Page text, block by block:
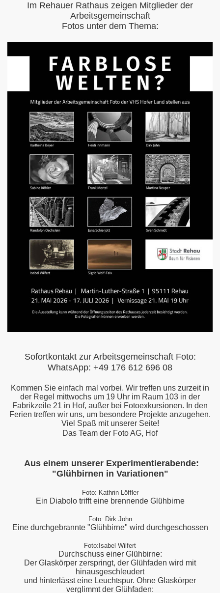
Im Rehauer Rathaus zeigen Mitglieder der
Arbeitsgemeinschaft
Fotos unter dem Thema:
Sofortkontakt zur Arbeitsgemeinschaft Foto:
WhatsApp: +49 176 612 696 08
Kommen Sie einfach mal vorbei. Wir treffen uns zurzeit in
der Regel mittwochs um 19 Uhr im Raum 103 in der
Fabrikzeile 21 in Hof, außer bei Fotoexkursionen. In den
Ferien treffen wir uns, um besondere Projekte anzugehen.
Viel Spaß mit unserer Seite!
Das Team der Foto AG, Hof
Aus einem unserer Experimentierabende:
"Glühbirnen in Variationen"
Foto: Kathrin Löffler
Ein Diabolo trifft eine brennende Glühbirne
Foto: Dirk John
Eine durchgebrannte "Glühbirne" wird durchgeschossen
Foto:Isabel Wilfert
Durchschuss einer Glühbirne:
Der Glaskörper zerspringt, der Glühfaden wird mit
hinausgeschleudert
und hinterlässt eine Leuchtspur. Ohne Glaskörper
verglimmt der Glühfaden: